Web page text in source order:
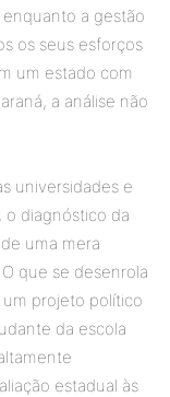
a gestão
os seus esforços
um estado com
a análise não
universidades e
o diagnóstico da
uma mera
que se desenrola
projeto político
da escola
estadual às